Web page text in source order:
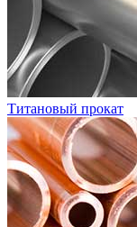
Титановый прокат